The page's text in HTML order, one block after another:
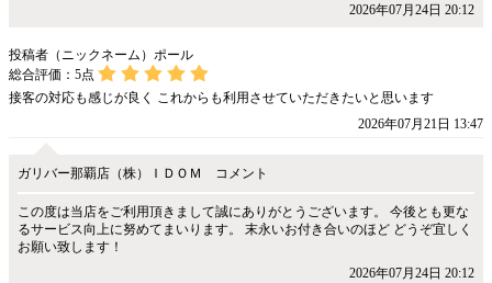
2026年07月24日 20:12
投稿者（ニックネーム）ポール
総合評価： 5点
接客の対応も感じが良く これからも利用させていただきたいと思います
2026年07月21日 13:47
ガリバー那覇店（株）ＩＤＯＭ コメント
この度は当店をご利用頂きまして誠にありがとうございます。 今後とも更な
るサービス向上に努めてまいります。 末永いお付き合いのほど どうぞ宜しく
お願い致します！
2026年07月24日 20:12